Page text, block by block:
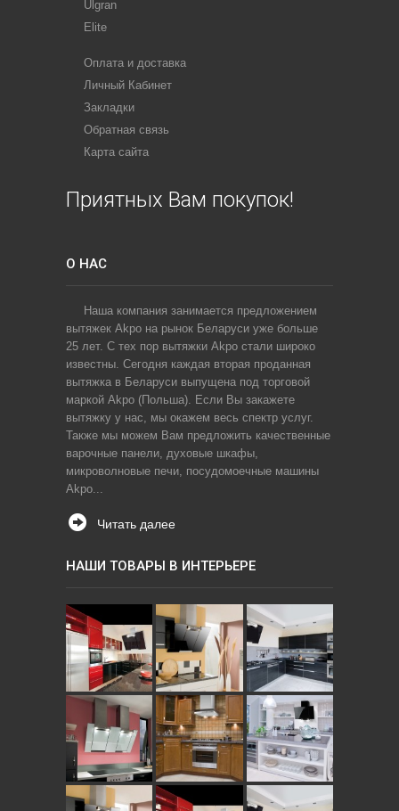
Ulgran
Elite
Оплата и доставка
Личный Кабинет
Закладки
Обратная связь
Карта сайта
Приятных Вам покупок!
О НАС
Наша компания занимается предложением
вытяжек Akpo на рынок Беларуси уже больше
25 лет. С тех пор вытяжки Akpo стали широко
известны. Сегодня каждая вторая проданная
вытяжка в Беларуси выпущена под торговой
маркой Akpo (Польша). Если Вы закажете
вытяжку у нас, мы окажем весь спектр услуг.
Также мы можем Вам предложить качественные
варочные панели, духовые шкафы,
микроволновые печи, посудомоечные машины
Akpo...
Читать далее
НАШИ ТОВАРЫ В ИНТЕРЬЕРЕ